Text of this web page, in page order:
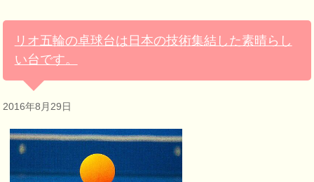
リオ五輪の卓球台は日本の技術集結した素晴らし
い台です。
2016年8月29日